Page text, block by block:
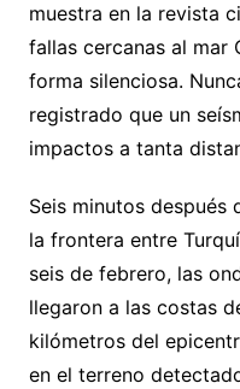
muestra en la revista
fallas cercanas al mar
forma silenciosa.
registrado que un
impactos a tanta
Seis minutos después
la frontera entre
seis de febrero, las
llegaron a las costas
kilómetros del
en el terreno